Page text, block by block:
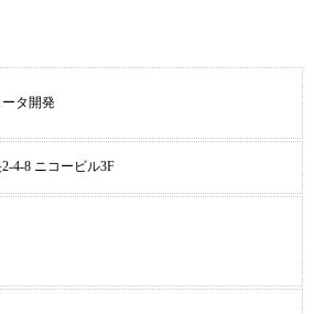
タ開発
4-8 ニコービル3F